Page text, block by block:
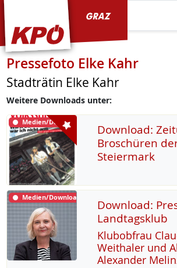
Pressefoto Elke Kahr
Stadträtin Elke Kahr
Weitere Downloads unter:
Medien/Download
Download:
Broschüren
Steiermark
Medien/Download
Download:
Landtagsklub
Klu­b­ob­frau
Weitha­ler und
Alex­an­der